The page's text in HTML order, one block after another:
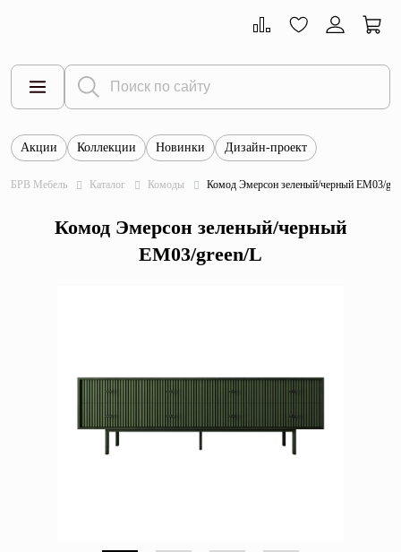
Все товары
Тумбы
Шкафы
Кровати
Акции Коллекции Новинки Дизайн-проект
БРВ Мебель Каталог Комоды Комод Эмерсон зеленый/черный EM03/
Комод Эмерсон зеленый/черный
EM03/green/L